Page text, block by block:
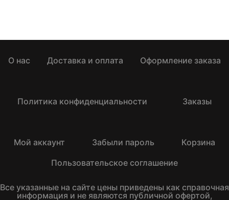
О нас Доставка и оплата Оформление заказа
Политика конфиденциальности Заказы
Мой аккаунт Забыли пароль
Корзина
Пользовательское соглашение
Все указанные на сайте цены приведены как справочная
информация и не являются публичной офертой,